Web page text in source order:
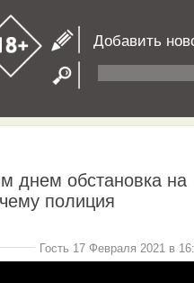
Добавить
днем обстановка на
полиция
Гость 17 Февраля 2021 в